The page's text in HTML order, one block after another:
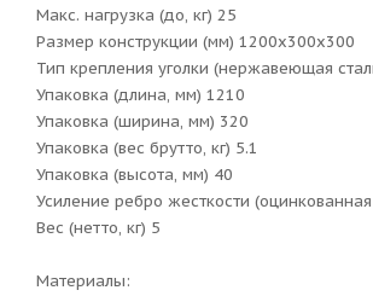
Макс. нагрузка (до, кг) 25
Размер конструкции (мм) 1200х300х300
Тип крепления уголки (нержавеющая
Упаковка (длина, мм) 1210
Упаковка (ширина, мм) 320
Упаковка (вес брутто, кг) 5.1
Упаковка (высота, мм) 40
Усиление ребро жесткости
Вес (нетто, кг) 5
Материалы: